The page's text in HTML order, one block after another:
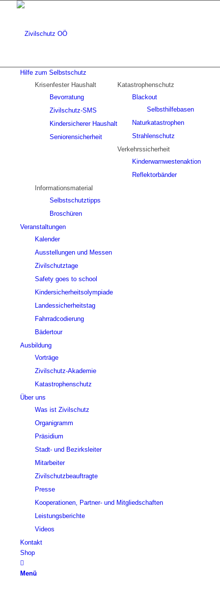
Hilfe zum Selbstschutz
Krisenfester Haushalt
Bevorratung
Zivilschutz-SMS
Kindersicherer Haushalt
Seniorensicherheit
Katastrophenschutz
Blackout
Selbsthilfebasen
Naturkatastrophen
Strahlenschutz
Verkehrssicherheit
Kinderwarnwestenaktion
Reflektorbänder
Informationsmaterial
Selbstschutztipps
Broschüren
Veranstaltungen
Kalender
Ausstellungen und Messen
Zivilschutztage
Safety goes to school
Kindersicherheitsolympiade
Landessicherheitstag
Fahrradcodierung
Bädertour
Ausbildung
Vorträge
Zivilschutz-Akademie
Katastrophenschutz
Über uns
Was ist Zivilschutz
Organigramm
Präsidium
Stadt- und Bezirksleiter
Mitarbeiter
Zivilschutzbeauftragte
Presse
Kooperationen, Partner- und Mitgliedschaften
Leistungsberichte
Videos
Kontakt
Shop
Menü